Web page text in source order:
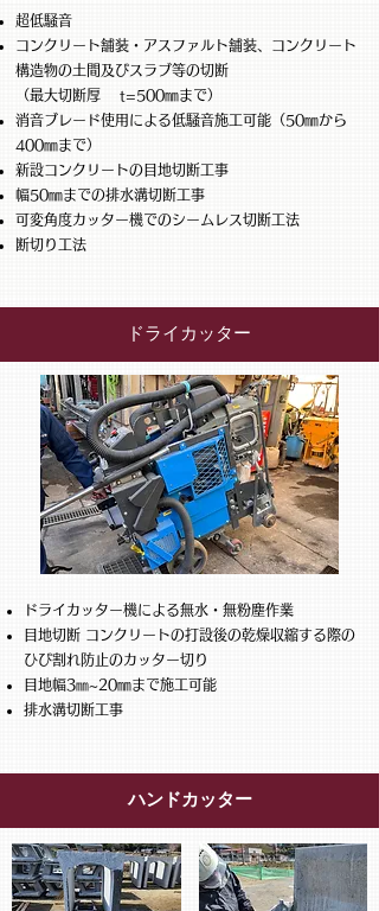
超低騒音
コンクリート舗装・アスファルト舗装、コンクリート
構造物の土間及びスラブ等の切断
（最大切断厚 t=500㎜まで）
​消音ブレード使用による低騒音施工可能（50㎜から
400㎜まで）
新設コンクリートの目地切断工事
幅50㎜までの排水溝切断工事
可変角度カッター機でのシームレス切断工法
​​断切り工法
ドライカッター
​ドライカッター機による無水・無粉塵作業
​目地切断 コンクリートの打設後の乾燥収縮する際の
ひび割れ防止のカッター切り
目地幅3㎜~20㎜まで施工可能
排水溝切断工事
​ハンドカッター